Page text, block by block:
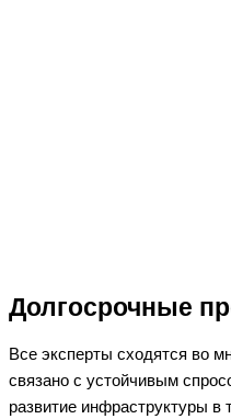
Долгосрочные
Все эксперты сходятся во
связано с устойчивым
развитие инфраструктуры в